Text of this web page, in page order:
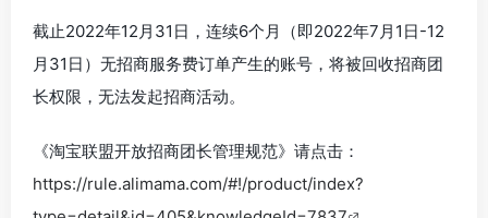
截止2022年12月31日，连续6个月（即2022年7月1日-12
月31日）无招商服务费订单产生的账号，将被回收招商团
长权限，无法发起招商活动。
《淘宝联盟开放招商团长管理规范》请点击：
https://rule.alimama.com/#!/product/index?